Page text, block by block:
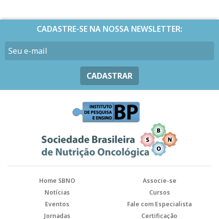
CADASTRE-SE NA NOSSA NEWSLETTER:
CADASTRAR
Home SBNO
Associe-se
Notícias
Cursos
Eventos
Fale com Especialista
Jornadas
Certificação